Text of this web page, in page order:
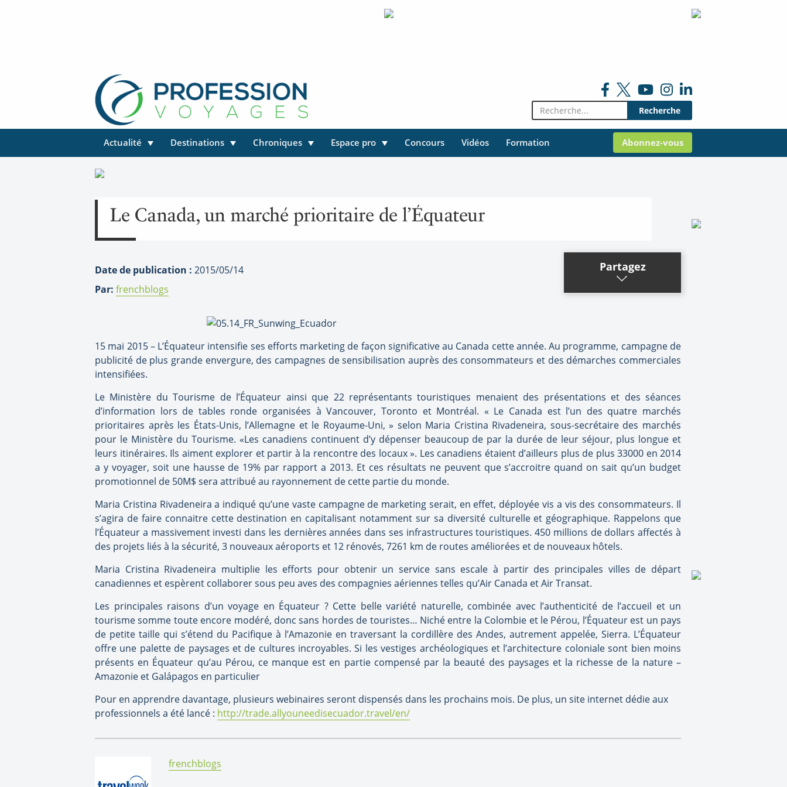
Rechercher:
Actualité Destinations Chroniques Espace pro Concours Vidéos Formation Abonnez-vous
Le Canada, un marché prioritaire de l’Équateur
Date de publication : 2015/05/14
Par: frenchblogs
Partagez
15 mai 2015 – L’Équateur intensifie ses efforts marketing de façon significative au Canada cette année. Au programme, campagne de
publicité de plus grande envergure, des campagnes de sensibilisation auprès des consommateurs et des démarches commerciales
intensifiées.
Le Ministère du Tourisme de l’Équateur ainsi que 22 représentants touristiques menaient des présentations et des séances
d’information lors de tables ronde organisées à Vancouver, Toronto et Montréal. « Le Canada est l’un des quatre marchés
prioritaires après les États-Unis, l’Allemagne et le Royaume-Uni, » selon Maria Cristina Rivadeneira, sous-secrétaire des marchés
pour le Ministère du Tourisme. «Les canadiens continuent d’y dépenser beaucoup de par la durée de leur séjour, plus longue et
leurs itinéraires. Ils aiment explorer et partir à la rencontre des locaux ». Les canadiens étaient d’ailleurs plus de plus 33000 en 2014
a y voyager, soit une hausse de 19% par rapport a 2013. Et ces résultats ne peuvent que s’accroitre quand on sait qu’un budget
promotionnel de 50M$ sera attribué au rayonnement de cette partie du monde.
Maria Cristina Rivadeneira a indiqué qu’une vaste campagne de marketing serait, en effet, déployée vis a vis des consommateurs. Il
s’agira de faire connaitre cette destination en capitalisant notamment sur sa diversité culturelle et géographique. Rappelons que
l’Équateur a massivement investi dans les dernières années dans ses infrastructures touristiques. 450 millions de dollars affectés à
des projets liés à la sécurité, 3 nouveaux aéroports et 12 rénovés, 7261 km de routes améliorées et de nouveaux hôtels.
Maria Cristina Rivadeneira multiplie les efforts pour obtenir un service sans escale à partir des principales villes de départ
canadiennes et espèrent collaborer sous peu aves des compagnies aériennes telles qu’Air Canada et Air Transat.
Les principales raisons d’un voyage en Équateur ? Cette belle variété naturelle, combinée avec l’authenticité de l’accueil et un
tourisme somme toute encore modéré, donc sans hordes de touristes… Niché entre la Colombie et le Pérou, l’Équateur est un pays
de petite taille qui s’étend du Pacifique à l’Amazonie en traversant la cordillère des Andes, autrement appelée, Sierra. L’Équateur
offre une palette de paysages et de cultures incroyables. Si les vestiges archéologiques et l’architecture coloniale sont bien moins
présents en Équateur qu’au Pérou, ce manque est en partie compensé par la beauté des paysages et la richesse de la nature –
Amazonie et Galápagos en particulier
Pour en apprendre davantage, plusieurs webinaires seront dispensés dans les prochains mois. De plus, un site internet dédie aux
professionnels a été lancé : http://trade.allyouneedisecuador.travel/en/
By:
frenchblogs